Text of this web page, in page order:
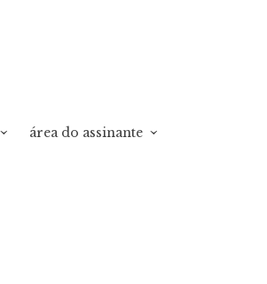
área do assinante